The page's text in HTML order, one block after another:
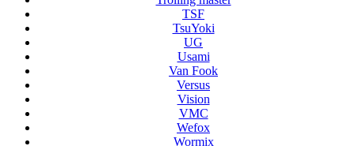
TSF
TsuYoki
UG
Usami
Van Fook
Versus
Vision
VMC
Wefox
Wormix